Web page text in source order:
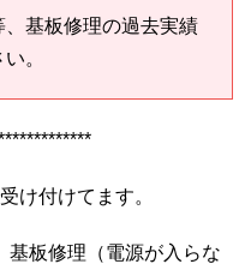
基板修理の過去実績
。
け付けてます。
基板修理（電源が入らな